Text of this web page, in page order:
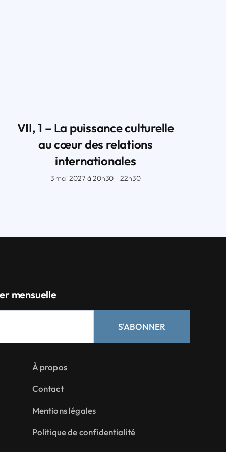
VII, 1 – La puissance culturelle
au cœur des relations
internationales
3 mai 2027 à 20h30 - 22h30
mensuelle
S'ABONNER
À propos
Contact
Mentions légales
Politique de confidentialité